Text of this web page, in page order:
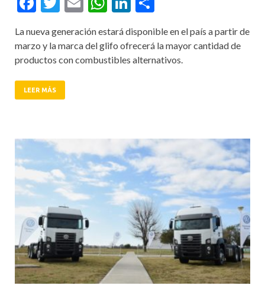
La nueva generación estará disponible en el país a partir de
marzo y la marca del glifo ofrecerá la mayor cantidad de
productos con combustibles alternativos.
LEER MÁS